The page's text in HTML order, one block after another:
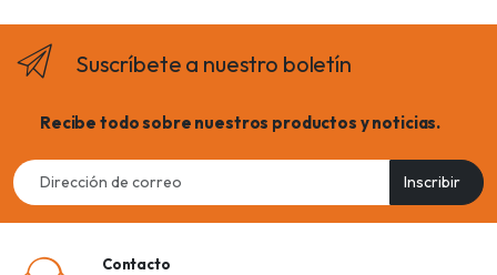
Suscríbete a nuestro boletín
Recibe todo sobre nuestros productos y noticias.
Email
address
Inscribir
Contacto